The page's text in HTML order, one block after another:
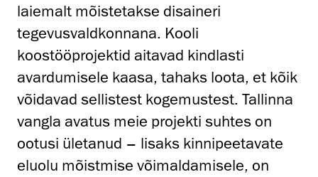
laiemalt mõistetakse disaineri
tegevusvaldkonnana. Kooli
koostööprojektid aitavad kindlasti
avardumisele kaasa, tahaks loota, et kõik
võidavad sellistest kogemustest. Tallinna
vangla avatus meie projekti suhtes on
ootusi ületanud – lisaks kinnipeetavate
eluolu mõistmise võimaldamisele, on